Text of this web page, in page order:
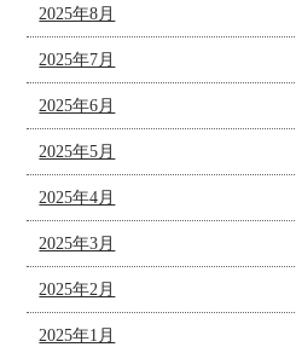
2025年8月
2025年7月
2025年6月
2025年5月
2025年4月
2025年3月
2025年2月
2025年1月